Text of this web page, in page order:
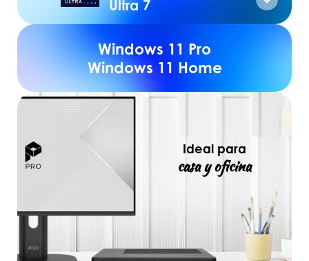
Ultra 7
Windows 11 Pro
Windows 11 Home
Ideal para
casa y oficina